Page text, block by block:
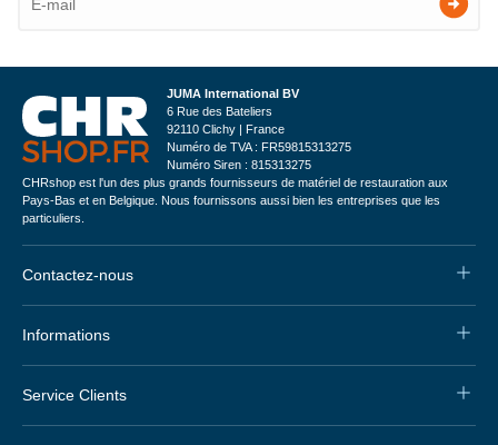
JUMA International BV
6 Rue des Bateliers
92110 Clichy | France
Numéro de TVA : FR59815313275
Numéro Siren : 815313275
CHRshop est l'un des plus grands fournisseurs de matériel de restauration aux
Pays-Bas et en Belgique. Nous fournissons aussi bien les entreprises que les
particuliers.
Contactez-nous
Informations
Service Clients